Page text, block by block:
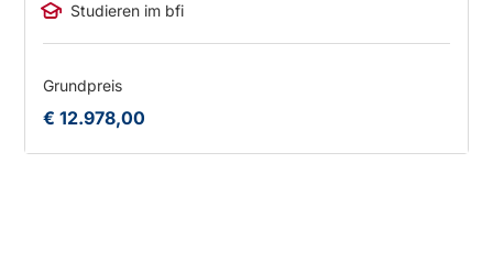
Studieren im bfi
Grundpreis
€ 12.978,00